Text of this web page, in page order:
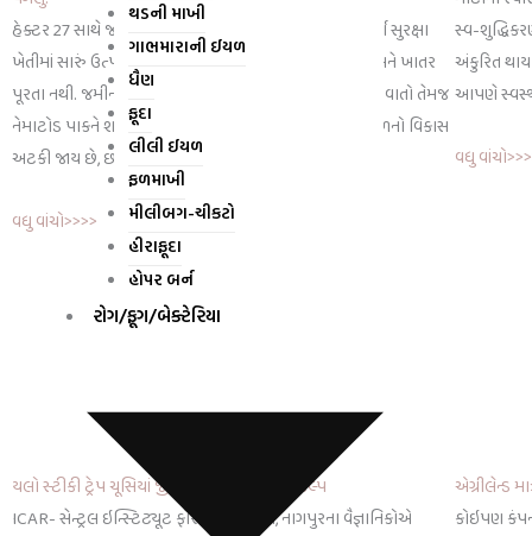
થડની માખી
ગાભમારાની ઈયળ
ધૈણ
ફૂદા
લીલી ઈયળ
ફળમાખી
મીલીબગ-ચીકટો
હીરાફૂદા
હોપર બર્ન
રોગ/ફૂગ/બેક્ટેરિયા
હેક્ટર 27 સાથે જમીનજન્ય રોગો, જીવાતો અને નેમાટોડેથી સંપૂર્ણ સુરક્ષા
ખેતીમાં સારું ઉત્પાદન મેળવવા માટે માત્ર ગુણવત્તાવાળા બીજ અને ખાતર
પૂરતા નથી. જમીનમાં રહેલા વિવિધ ફૂગજન્ય રોગો, હાનિકારક જીવાતો તેમજ
નેમાટોડ પાકને શરૂઆતથી જ નુકસાન પહોંચાડે છે. પરિણામે મૂળનો વિકાસ
અટકી જાય છે, છોડ પીળા પડે
વધુ વાંચો>>>>
સ્વ-
અંકુરિત
આપણે સ્વસ્થ
વધુ
યલો સ્ટીકી ટ્રેપ ચૂસિયાં જીવાત માટે લોકપ્રિય વિકલ્પ
ICAR- સેન્ટ્રલ ઇન્સ્ટિટ્યૂટ ફોર કોટન રિસર્ચ, નાગપુરના વૈજ્ઞાનિકોએ
એગ્રીલેન્ડ
કોઇપણ